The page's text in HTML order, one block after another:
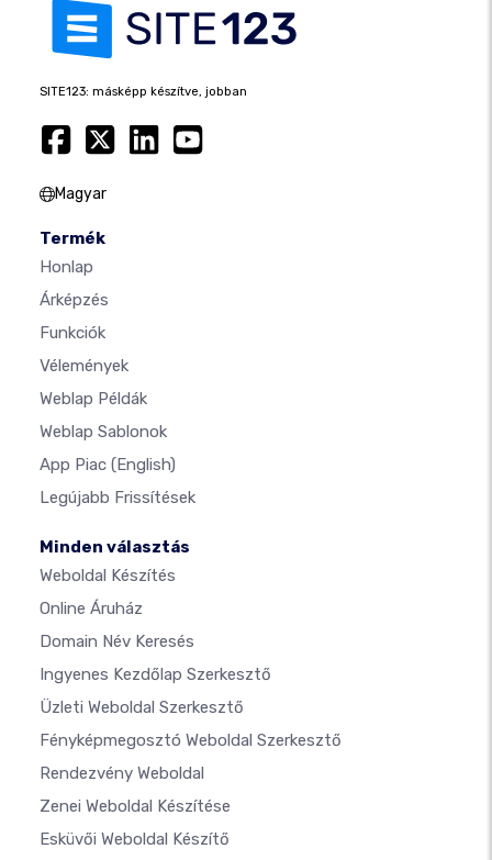
SITE123: másképp készítve, jobban
Magyar
Termék
Honlap
Árképzés
Funkciók
Vélemények
Weblap Példák
Weblap Sablonok
App Piac (English)
Legújabb Frissítések
Minden választás
Weboldal Készítés
Online Áruház
Domain Név Keresés
Ingyenes Kezdőlap Szerkesztő
Üzleti Weboldal Szerkesztő
Fényképmegosztó Weboldal Szerkesztő
Rendezvény Weboldal
Zenei Weboldal Készítése
Esküvői Weboldal Készítő